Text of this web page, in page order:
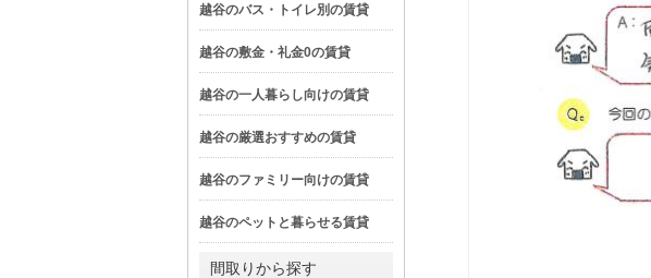
越谷のバス・トイレ別の賃貸
越谷の敷金・礼金0の賃貸
越谷の一人暮らし向けの賃貸
越谷の厳選おすすめの賃貸
越谷のファミリー向けの賃貸
越谷のペットと暮らせる賃貸
間取りから探す